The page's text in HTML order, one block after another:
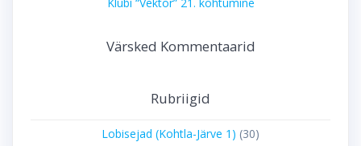
Värsked Kommentaarid
Rubriigid
Lobisejad (Kohtla-Järve 1) (30)